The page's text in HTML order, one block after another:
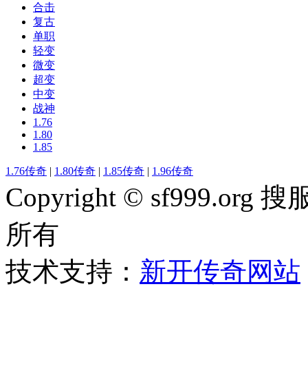
合击
复古
单职
轻变
微变
超变
中变
战神
1.76
1.80
1.85
1.76传奇 | 1.80传奇 | 1.85传奇 | 1.96传奇
Copyright © sf999.org 搜
所有
技术支持： 新开传奇网站